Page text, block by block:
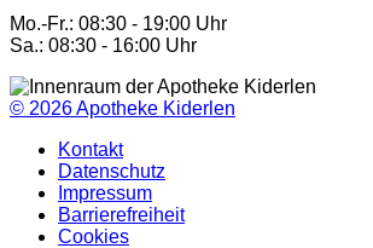
Mo.-Fr.: 08:30 - 19:00 Uhr
Sa.: 08:30 - 16:00 Uhr
© 2026Apotheke Kiderlen
Kontakt
Datenschutz
Impressum
Barrierefreiheit
Cookies